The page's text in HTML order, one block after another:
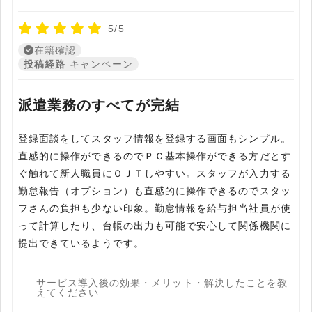
5/5
在籍確認
投稿経路 キャンペーン
派遣業務のすべてが完結
登録面談をしてスタッフ情報を登録する画面もシンプル。
直感的に操作ができるのでＰＣ基本操作ができる方だとす
ぐ触れて新人職員にＯＪＴしやすい。スタッフが入力する
勤怠報告（オプション）も直感的に操作できるのでスタッ
フさんの負担も少ない印象。勤怠情報を給与担当社員が使
って計算したり、台帳の出力も可能で安心して関係機関に
提出できているようです。
サービス導入後の効果・メリット・解決したことを教
えてください